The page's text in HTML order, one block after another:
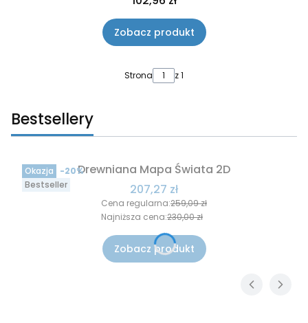
Zobacz produkt
Strona z 1
Bestsellery
Okazja
Bestseller
Drewniana Mapa Świata 2D
Cena promocyjna
207,27 zł
Cena regularna:259,09 zł
-20%
Najniższa cena:230,00 zł
Zobacz produkt